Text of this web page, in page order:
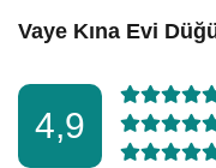
Vaye Kına Evi
4,9